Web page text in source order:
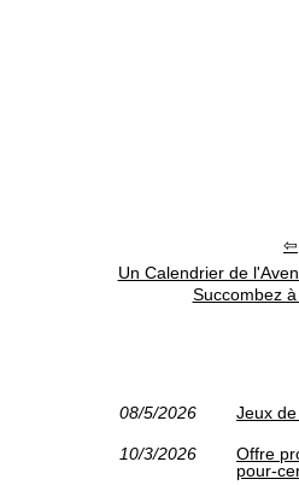
Un Calendrier de
Succombez
08/5/2026 Jeux
10/3/2026
Offre
pour-